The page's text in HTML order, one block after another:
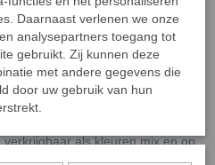
steentjes)
keramiek met hoogglans glazuur.
geschikt voor alle
te bevestigen op diverse
als kleuren mix en op
Daarnaast verlenen we onze
analysepartners toegang tot
gebruikt. Zij kunnen deze
met andere gegevens die
door uw gebruik van hun